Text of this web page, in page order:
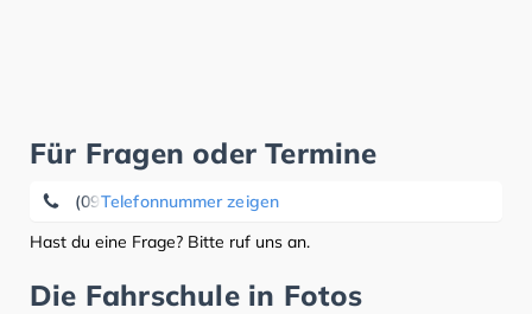
Für Fragen oder Termine
Telefonnummer zeigen
(09174) 95 40
Hast du eine Frage? Bitte ruf uns an.
Die Fahrschule in Fotos